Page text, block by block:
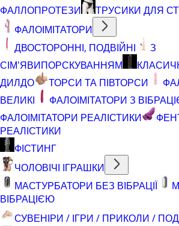
ФАЛЛОПРОТЕЗИ
ТРУСИКИ ДЛЯ
ФАЛОІМІТАТОРИ
ДВОСТОРОННІ, ПОДВІЙНІ
З
СІМ'ЯВИПОРСКУВАННЯМ
ДИЛДО
ТОРСИ ТА ПІВТОРСИ
ВЕЛИКІ
ФАЛОІМІТАТОРИ З
ФАЛОІМІТАТОРИ РЕАЛІСТИКИ
РЕАЛІСТИКИ
ФІСТИНГ
ЧОЛОВІЧІ ІГРАШКИ
МАСТУРБАТОРИ БЕЗ ВІБРАЦІЇ
ВІБРАЦІЄЮ
СУВЕНІРИ / ІГРИ / ПРИКОЛИ /